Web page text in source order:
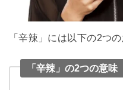
「辛辣」には以下の2つ
「辛辣」の2つの意味